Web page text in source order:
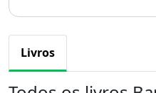
Livros